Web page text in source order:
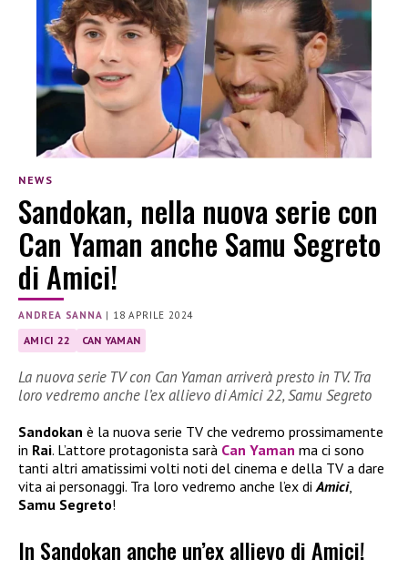
NEWS
Sandokan, nella nuova serie con
Can Yaman anche Samu Segreto
di Amici!
ANDREA SANNA | 18 APRILE 2024
AMICI 22 CAN YAMAN
La nuova serie TV con Can Yaman arriverà presto in TV. Tra
loro vedremo anche l’ex allievo di Amici 22, Samu Segreto
Sandokan è la nuova serie TV che vedremo prossimamente
in Rai. L’attore protagonista sarà Can Yaman ma ci sono
tanti altri amatissimi volti noti del cinema e della TV a dare
vita ai personaggi. Tra loro vedremo anche l’ex diAmici,
Samu Segreto!
In Sandokan anche un’ex allievo di Amici!